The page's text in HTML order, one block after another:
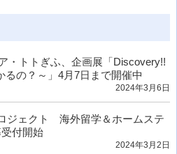
・トトぎふ、企画展「Discovery!!
るの？～」4月7日まで開催中
2024年3月6日
ジェクト 海外留学＆ホームステ
付開始
2024年3月2日